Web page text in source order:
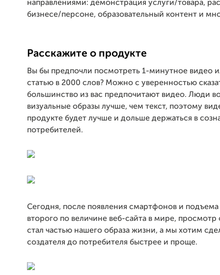
направлениями: демонстрация услуги/товара,
бизнесе/персоне, образовательный контент и
Расскажите о продукте
Вы бы предпочли посмотреть 1-минутное видео
статью в 2000 слов? Можно с уверенностью
большинство из вас предпочитают видео. Люди
визуальные образы лучше, чем текст, поэтому
продукте будет лучше и дольше держаться в
потребителей.
Сегодня, после появления смартфонов и подъема
второго по величине веб-сайта в мире, просмотр
стал частью нашего образа жизни, а мы хотим
создателя до потребителя быстрее и проще.